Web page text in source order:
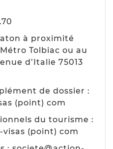
à proximité
Tolbiac ou au
d’Italie 75013
de dossier :
(point) com
du tourisme :
(point) com